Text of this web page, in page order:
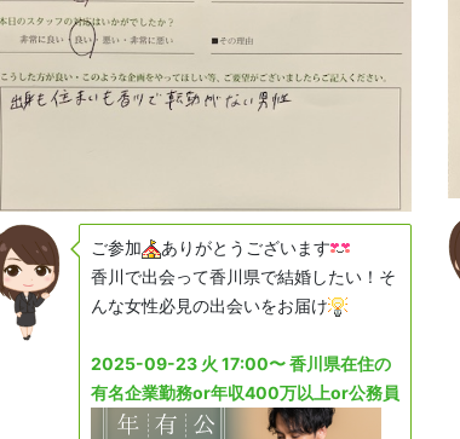
ご参加
ありがとうございます
香川で出会って香川県で結婚したい！そ
んな女性必見の出会いをお届け
2025-09-23 火 17:00〜 香川県在住の
有名企業勤務or年収400万以上or公務員